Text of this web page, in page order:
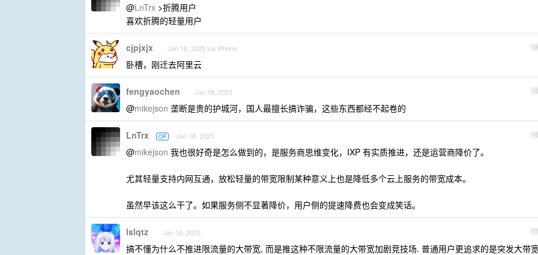
@LnTrx >折腾用户
喜欢折腾的轻量用户
14
cjpjxjx Jan 18, 2025 via iPhone
卧槽，刚迁去阿里云
15
fengyaochen Jan 18, 2025
@mikejson 垄断是贵的护城河，国人最擅长搞诈骗，这些东西都经不起卷的
16
LnTrx OP Jan 18, 2025
@mikejson 我也很好奇是怎么做到的，是服务商思维变化，IXP 有实质推进，还是运营商降价了。
尤其轻量支持内网互通，放松轻量的带宽限制某种意义上也是降低多个云上服务的带宽成本。
虽然早该这么干了。如果服务侧不显著降价，用户侧的提速降费也会变成笑话。
17
lslqtz Jan 18, 2025
搞不懂为什么不推进限流量的大带宽, 而是推这种不限流量的大带宽加剧竞技场. 普通用户更追求的是突发大带